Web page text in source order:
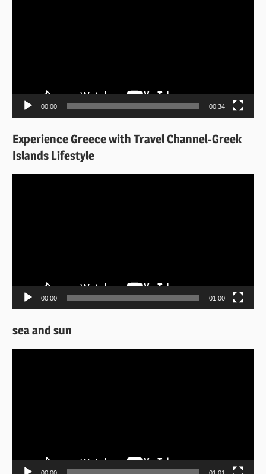
00:00 00:34
Experience Greece with Travel Channel-Greek
Islands Lifestyle
00:00 01:00
sea and sun